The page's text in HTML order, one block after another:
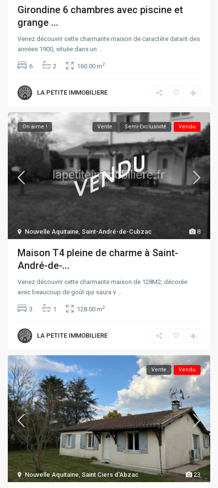
Girondine 6 chambres avec piscine et
grange ...
Venez découvrir cette charmante maison de caractère datant des
années 1900, située dans un ...
6 2 160.00 m2
LA PETITE IMMOBILIERE
8
Nouvelle Aquitaine,Saint-André-de-Cubzac
On aime ! Vente Semi-Exclusivité Vendu
Maison T4 pleine de charme à Saint-
André-de-...
Venez découvrir cette charmante maison de 128M2, décorée
avec beaucoup de goût qui saura v ...
3 1 128.00 m2
LA PETITE IMMOBILIERE
23
Nouvelle Aquitaine ,Saint Ciers d'Abzac
Vente Vendu